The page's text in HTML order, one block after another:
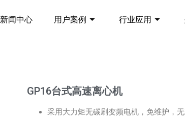
新闻中心 用户案例 行业应用
GP16台式高速离心机
采用大力矩无碳刷变频电机，免维护，无